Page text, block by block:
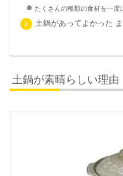
たくさんの種類の食材を一度
土鍋があってよかった
土鍋が素晴らしい理由